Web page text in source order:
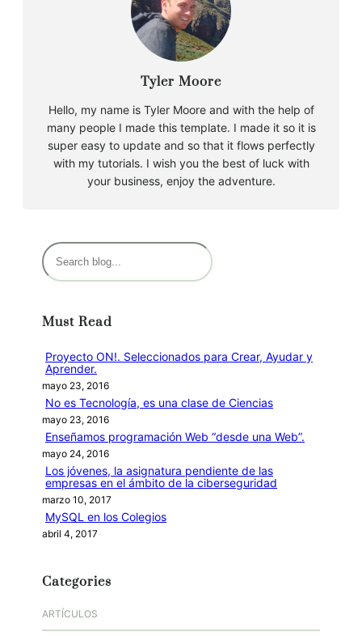
Tyler Moore
Hello, my name is Tyler Moore and with the help of
many people I made this template. I made it so it is
super easy to update and so that it flows perfectly
with my tutorials. I wish you the best of luck with
your business, enjoy the adventure.
B
u
a
Must Read
Proyecto ON!. Seleccionados para Crear, Ayudar y
Aprender.
mayo 23, 2016
No es Tecnología, es una clase de Ciencias
mayo 23, 2016
Enseñamos programación Web “desde una Web”.
mayo 24, 2016
Los jóvenes, la asignatura pendiente de las
empresas en el ámbito de la ciberseguridad
marzo 10, 2017
MySQL en los Colegios
abril 4, 2017
Categories
ARTÍCULOS